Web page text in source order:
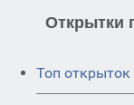
Открытки
Топ открыток